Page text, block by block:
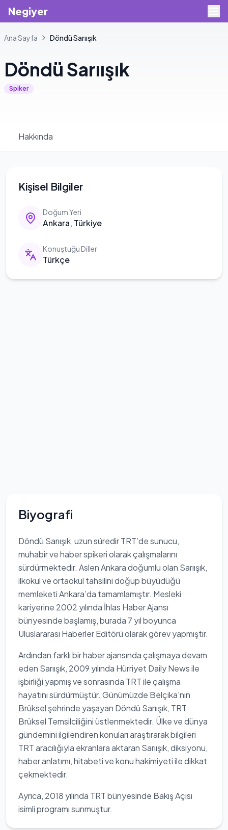
Negiyer
Ana Sayfa DöndüSarıışık
Döndü Sarıışık
Spiker
Hakkında
Kişisel Bilgiler
Doğum Yeri
Ankara, Türkiye
Konuştuğu Diller
Türkçe
Biyografi
Döndü Sarıışık, uzun süredir TRT’de sunucu,
muhabir ve haber spikeri olarak çalışmalarını
sürdürmektedir. Aslen Ankara doğumlu olan Sarıışık,
ilkokul ve ortaokul tahsilini doğup büyüdüğü
memleketi Ankara’da tamamlamıştır. Mesleki
kariyerine 2002 yılında İhlas Haber Ajansı
bünyesinde başlamış, burada 7 yıl boyunca
Uluslararası Haberler Editörü olarak görev yapmıştır.
Ardından farklı bir haber ajansında çalışmaya devam
eden Sarıışık, 2009 yılında Hürriyet Daily News ile
işbirliği yapmış ve sonrasında TRT ile çalışma
hayatını sürdürmüştür. Günümüzde Belçika'nın
Brüksel şehrinde yaşayan Döndü Sarıışık, TRT
Brüksel Temsilciliğini üstlenmektedir. Ülke ve dünya
gündemini ilgilendiren konuları araştırarak bilgileri
TRT aracılığıyla ekranlara aktaran Sarıışık, diksiyonu,
haber anlatımı, hitabeti ve konu hakimiyeti ile dikkat
çekmektedir.
Ayrıca, 2018 yılında TRT bünyesinde Bakış Açısı
isimli programı sunmuştur.